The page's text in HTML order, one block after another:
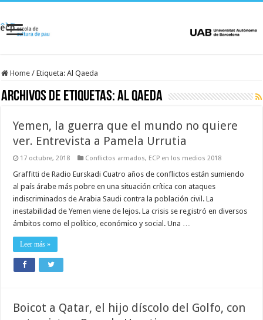
Home / Etiqueta:Al Qaeda
Archivos de etiquetas:Al Qaeda
Yemen, la guerra que el mundo no quiere
ver. Entrevista a Pamela Urrutia
17 octubre, 2018 Conflictos armados, ECP en los medios 2018
Graffitti de Radio Eurskadi Cuatro años de conflictos están sumiendo
al país árabe más pobre en una situación crítica con ataques
indiscriminados de Arabia Saudi contra la población civil. La
inestabilidad de Yemen viene de lejos. La crisis se registró en diversos
ámbitos como el político, económico y social. Una …
Leer más »
Boicot a Qatar, el hijo díscolo del Golfo, con